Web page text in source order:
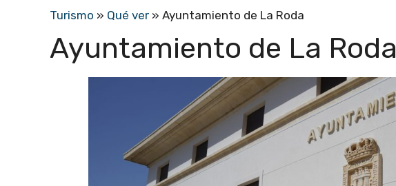
Turismo » Qué ver » Ayuntamiento de La Roda
Ayuntamiento de La Roda